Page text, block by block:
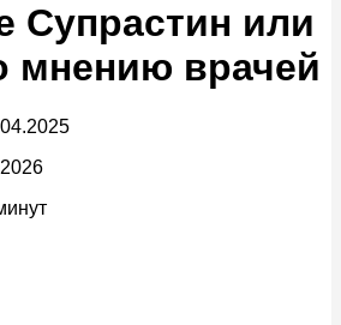
Супрастин или
мнению врачей